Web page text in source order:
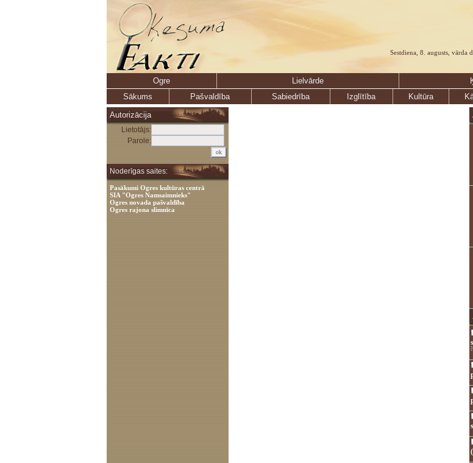
Sestdiena, 8. augusts, vārda
Ogre Lielvārde
Sākums
Pašvaldība Sabiedrība Izglītība Kultūra
Autorizācija
Lietotājs:
Parole:
Noderīgas saites:
Pasākumi Ogres kultūras centrā
SIA "Ogres Namsaimnieks"
Ogres novada pašvaldība
Ogres rajona slimnīca